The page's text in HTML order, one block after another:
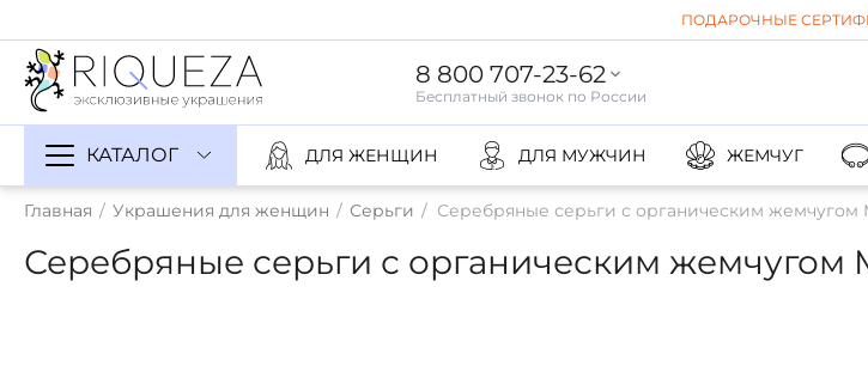
ПОДАРОЧНЫЕ
8 800 707-23-62
КАТАЛОГ ДЛЯ ЖЕНЩИН ДЛЯ МУЖЧИН ЖЕМЧУГ
Главная / Украшения для женщин / Серьги / Серебряные серьги с органическим жемчугом
Серебряные серьги с органическим жемчугом